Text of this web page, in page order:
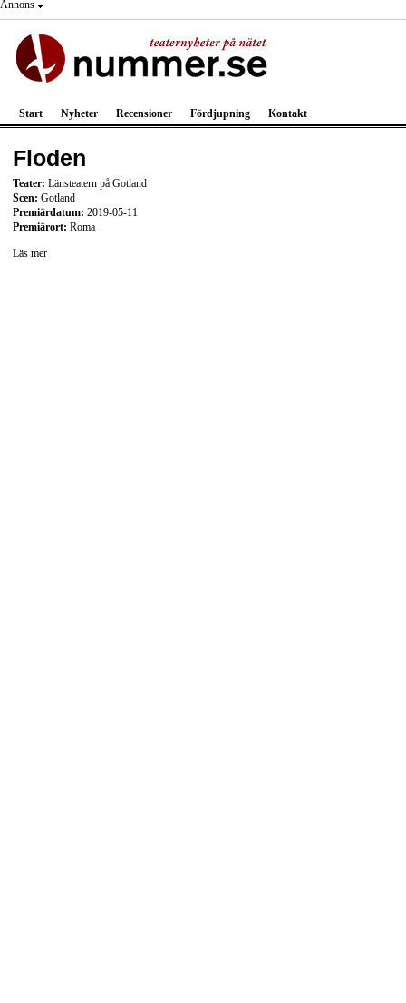
Annons
Start Nyheter Recensioner Fördjupning Kontakt
Floden
Teater: Länsteatern på Gotland
Scen: Gotland
Premiärdatum: 2019-05-11
Premiärort: Roma
Läs mer